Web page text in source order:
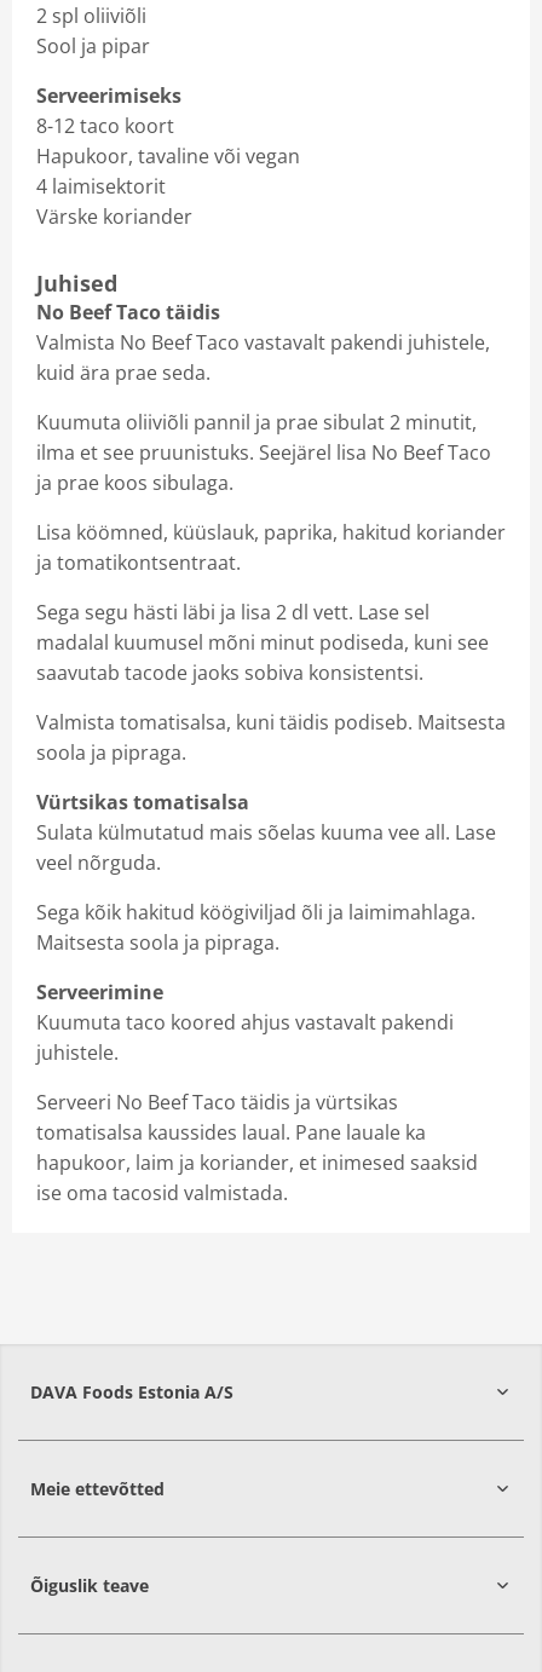
2 spl oliiviõli
Sool ja pipar
Serveerimiseks
8-12 taco koort
Hapukoor, tavaline või vegan
4 laimisektorit
Värske koriander
Juhised
No Beef Taco täidis
Valmista No Beef Taco vastavalt pakendi juhistele,
kuid ära prae seda.
Kuumuta oliiviõli pannil ja prae sibulat 2 minutit,
ilma et see pruunistuks. Seejärel lisa No Beef Taco
ja prae koos sibulaga.
Lisa köömned, küüslauk, paprika, hakitud koriander
ja tomatikontsentraat.
Sega segu hästi läbi ja lisa 2 dl vett. Lase sel
madalal kuumusel mõni minut podiseda, kuni see
saavutab tacode jaoks sobiva konsistentsi.
Valmista tomatisalsa, kuni täidis podiseb. Maitsesta
soola ja pipraga.
Vürtsikas tomatisalsa
Sulata külmutatud mais sõelas kuuma vee all. Lase
veel nõrguda.
Sega kõik hakitud köögiviljad õli ja laimimahlaga.
Maitsesta soola ja pipraga.
Serveerimine
Kuumuta taco koored ahjus vastavalt pakendi
juhistele.
Serveeri No Beef Taco täidis ja vürtsikas
tomatisalsa kaussides laual. Pane lauale ka
hapukoor, laim ja koriander, et inimesed saaksid
ise oma tacosid valmistada.
DAVA Foods Estonia A/S
74209Harju
Meie ettevõtted
Õiguslik teave